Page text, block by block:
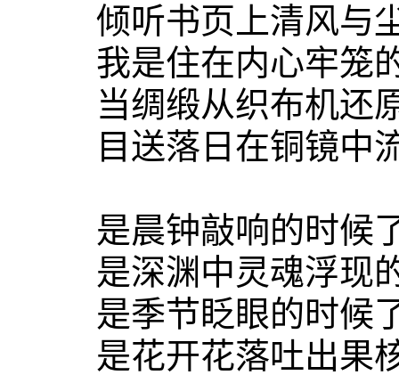
倾听书页上清风与
我是住在内心牢笼
当绸缎从织布机还
目送落日在铜镜中
是晨钟敲响的时候
是深渊中灵魂浮现
是季节眨眼的时候
是花开花落吐出果